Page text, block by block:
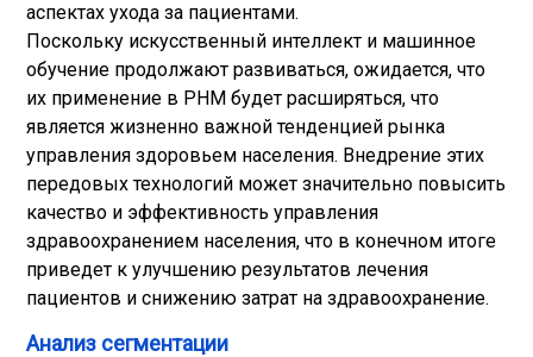
аспектах ухода за пациентами.
Поскольку искусственный интеллект и машинное
обучение продолжают развиваться, ожидается, что
их применение в PHM будет расширяться, что
является жизненно важной тенденцией рынка
управления здоровьем населения. Внедрение этих
передовых технологий может значительно повысить
качество и эффективность управления
здравоохранением населения, что в конечном итоге
приведет к улучшению результатов лечения
пациентов и снижению затрат на здравоохранение.
Анализ сегментации